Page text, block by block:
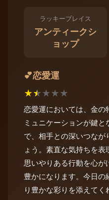
ラッキープレイス
アンティークシ
ョップ
💕恋愛運
★★★★★
恋愛運においては、金の
ミュニケーションが鍵
で、相手との深いつなが
ょう。素直な気持ちを
思いやりある行動を心が
豊かになります。今日の
り豊かな彩りを添えてく